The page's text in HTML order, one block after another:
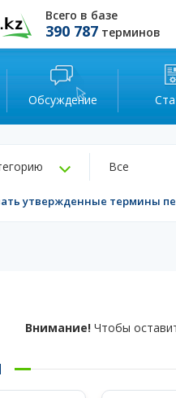
Всего в базе
390 787 терминов
Обсуждение
Все
утвержденные термины
Внимание! Чтобы